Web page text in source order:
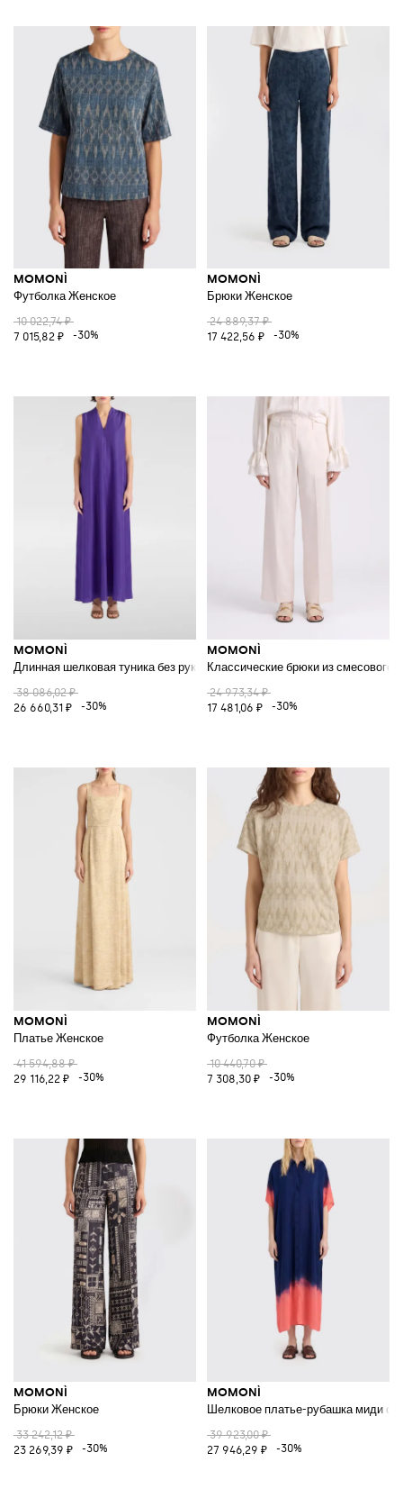
MOMONÌ
Футболка Женское
10 022,74 ₽
7 015,82 ₽
-30%
MOMONÌ
Брюки Женское
24 889,37 ₽
17 422,56 ₽
-30%
MOMONÌ
Длинная шелковая туника без рукавов Cueva от с V-образным вырезом
38 086,02 ₽
26 660,31 ₽
-30%
MOMONÌ
Классические брюки из смесового
24 973,34 ₽
17 481,06 ₽
-30%
MOMONÌ
Платье Женское
41 594,88 ₽
29 116,22 ₽
-30%
MOMONÌ
Футболка Женское
10 440,70 ₽
7 308,30 ₽
-30%
MOMONÌ
Брюки Женское
33 242,12 ₽
23 269,39 ₽
-30%
MOMONÌ
Шелковое платье-рубашка миди с
39 923,00 ₽
27 946,29 ₽
-30%